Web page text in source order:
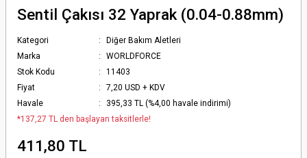
Sentil Çakısı 32 Yaprak (0.04-0.88mm)
Kategori
Diğer Bakım Aletleri
Marka
WORLDFORCE
Stok Kodu
11403
Fiyat
7,20 USD + KDV
Havale
395,33 TL (%4,00 havale indirimi)
*137,27 TL den başlayan taksitlerle!
411,80 TL